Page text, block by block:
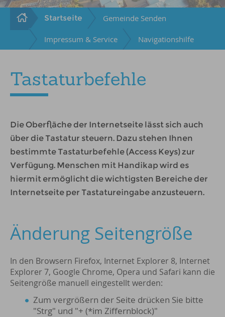
Startseite Gemeinde Senden
Impressum & Service Navigationshilfe
Tastaturbefehle
Die Oberfläche der Internetseite lässt sich auch
über die Tastatur steuern. Dazu stehen Ihnen
bestimmte Tastaturbefehle (Access Keys) zur
Verfügung. Menschen mit Handikap wird es
hiermit ermöglicht die wichtigsten Bereiche der
Internetseite per Tastatureingabe anzusteuern.
Änderung Seitengröße
In den Browsern Firefox, Internet Explorer 8, Internet
Explorer 7, Google Chrome, Opera und Safari kann die
Seitengröße manuell eingestellt werden:
Zum vergrößern der Seite drücken Sie bitte
"Strg" und "+ (*im Ziffernblock)"